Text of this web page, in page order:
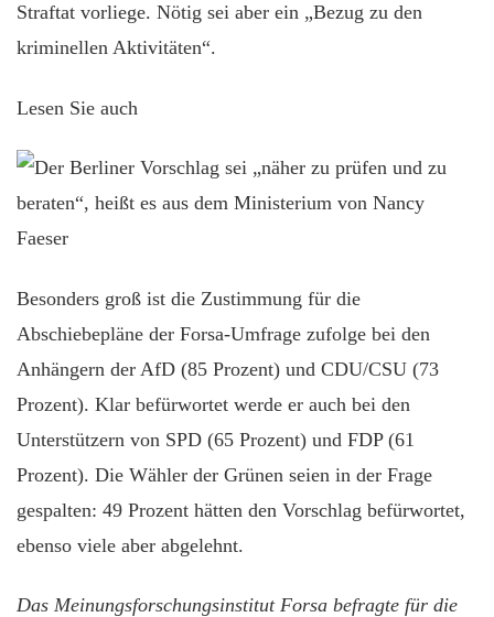
Straftat vorliege. Nötig sei aber ein „Bezug zu den
kriminellen Aktivitäten“.
Lesen Sie auch
Besonders groß ist die Zustimmung für die
Abschiebepläne der Forsa-Umfrage zufolge bei den
Anhängern der AfD (85 Prozent) und CDU/CSU (73
Prozent). Klar befürwortet werde er auch bei den
Unterstützern von SPD (65 Prozent) und FDP (61
Prozent). Die Wähler der Grünen seien in der Frage
gespalten: 49 Prozent hätten den Vorschlag befürwortet,
ebenso viele aber abgelehnt.
Das Meinungsforschungsinstitut Forsa befragte für die